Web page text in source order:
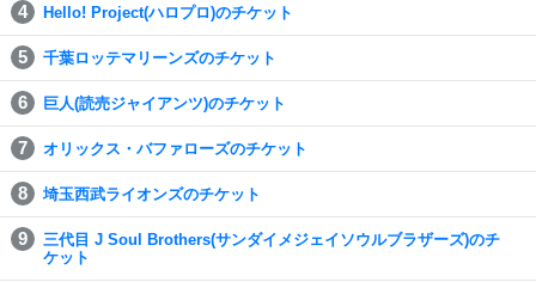
Hello! Project(ハロプロ)のチケット
千葉ロッテマリーンズのチケット
巨人(読売ジャイアンツ)のチケット
オリックス・バファローズのチケット
埼玉西武ライオンズのチケット
三代目 J Soul Brothers(サンダイメジェイソウルブラザーズ)のチ
ケット